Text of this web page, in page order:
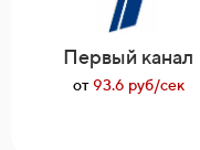
Первый канал
от93.6 руб/сек